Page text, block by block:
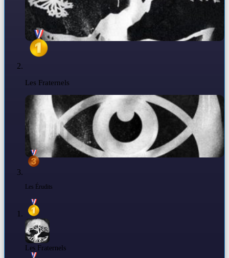
Les Fraternels
Les Érudits
Les Fraternels